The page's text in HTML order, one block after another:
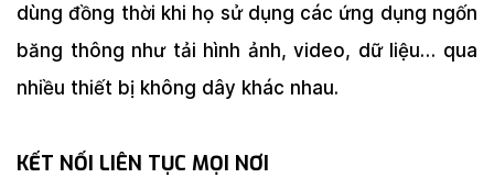
dùng đồng thời khi họ sử dụng các ứng dụng ngốn
băng thông như tải hình ảnh, video, dữ liệu… qua
nhiều thiết bị không dây khác nhau.
KẾT NỐI LIÊN TỤC MỌI NƠI